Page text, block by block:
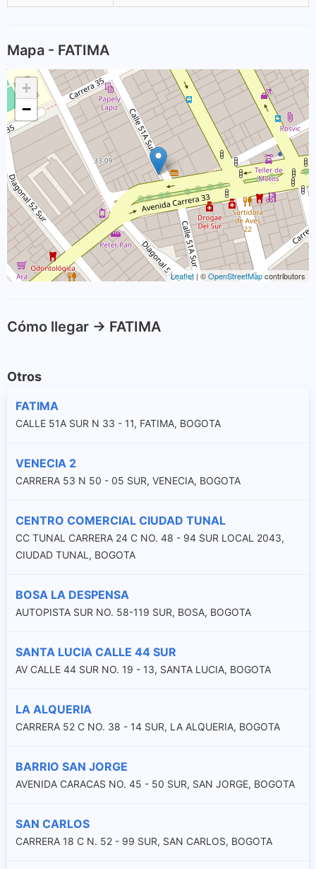
Mapa - FATIMA
+
−
Leaflet | ©OpenStreetMapcontributors
Cómo llegar -> FATIMA
Otros
FATIMA
CALLE 51A SUR N 33 - 11, FATIMA, BOGOTA
VENECIA 2
CARRERA 53 N 50 - 05 SUR, VENECIA, BOGOTA
CENTRO COMERCIAL CIUDAD TUNAL
CC TUNAL CARRERA 24 C NO. 48 - 94 SUR LOCAL 2043,
CIUDAD TUNAL, BOGOTA
BOSA LA DESPENSA
AUTOPISTA SUR NO. 58-119 SUR, BOSA, BOGOTA
SANTA LUCIA CALLE 44 SUR
AV CALLE 44 SUR NO. 19 - 13, SANTA LUCIA, BOGOTA
LA ALQUERIA
CARRERA 52 C NO. 38 - 14 SUR, LA ALQUERIA, BOGOTA
BARRIO SAN JORGE
AVENIDA CARACAS NO. 45 - 50 SUR, SAN JORGE, BOGOTA
SAN CARLOS
CARRERA 18 C N. 52 - 99 SUR, SAN CARLOS, BOGOTA